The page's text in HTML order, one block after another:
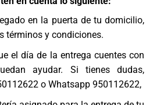
en la puerta de tu domicilio,
términos y condiciones.
el día de la entrega cuentes con
ayudar. Si tienes dudas,
o Whatsapp 950112622,